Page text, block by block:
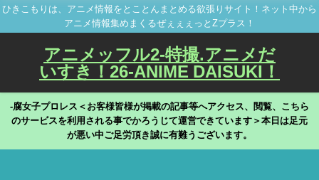
ひきこもりは、アニメ情報をとことんまとめる欲張りサイト！ネット中から
アニメ情報集めまくるぜぇぇぇっとZプラス！
アニメッフル2-特撮.アニメだ
いすき！26-ANIME DAISUKI！
-腐女子プロレス＜お客様皆様が掲載の記事等へアクセス、閲覧、こちら
のサービスを利用される事でかろうじて運営できています＞本日は足元
が悪い中ご足労頂き誠に有難うございます。